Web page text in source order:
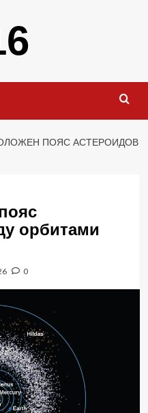
ПОЯС АСТЕРОИДОВ
орбитами
0